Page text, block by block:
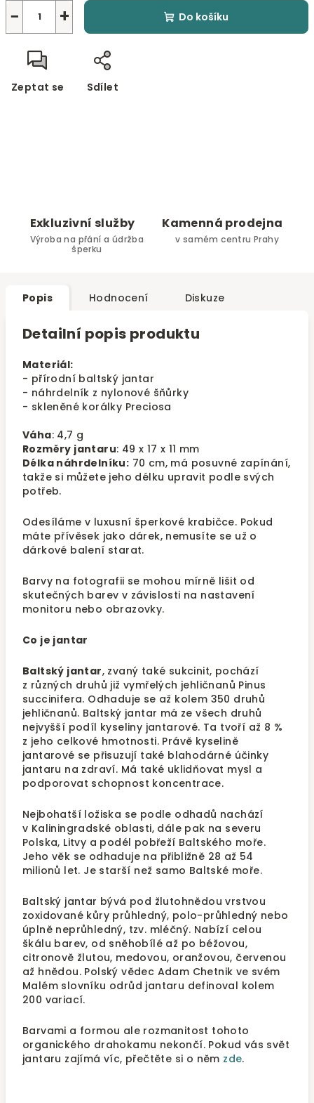
+
− Do košíku
Zeptat se Sdílet
Exkluzivní služby
Výroba na přání a údržba
šperku
Kamenná prodejna
v samém centru Prahy
Popis Hodnocení Diskuze
Detailní popis produktu
Materiál:
- přírodní baltský jantar
- náhrdelník z nylonové šňůrky
- skleněné korálky Preciosa
Váha: 4,7 g
Rozměry jantaru: 49 x 17 x 11 mm
Délka náhrdelníku: 70 cm, má posuvné zapínání,
takže si můžete jeho délku upravit podle svých
potřeb.
Odesíláme v luxusní šperkové krabičce. Pokud
máte přívěsek jako dárek, nemusíte se už o
dárkové balení starat.
Barvy na fotografii se mohou mírně lišit od
skutečných barev v závislosti na nastavení
monitoru nebo obrazovky.
Co je jantar
Baltský jantar, zvaný také sukcinit, pochází
z různých druhů již vymřelých jehličnanů Pinus
succinifera. Odhaduje se až kolem 350 druhů
jehličnanů. Baltský jantar má ze všech druhů
nejvyšší podíl kyseliny jantarové. Ta tvoří až 8 %
z jeho celkové hmotnosti. Právě kyselině
jantarové se přisuzují také blahodárné účinky
jantaru na zdraví. Má také uklidňovat mysl a
podporovat schopnost koncentrace.
Nejbohatší ložiska se podle odhadů nachází
v Kaliningradské oblasti, dále pak na severu
Polska, Litvy a podél pobřeží Baltského moře.
Jeho věk se odhaduje na přibližně 28 až 54
milionů let. Je starší než samo Baltské moře.
Baltský jantar bývá pod žlutohnědou vrstvou
zoxidované kůry průhledný, polo-průhledný nebo
úplně neprůhledný, tzv. mléčný. Nabízí celou
škálu barev, od sněhobílé až po béžovou,
citronově žlutou, medovou, oranžovou, červenou
až hnědou. Polský vědec Adam Chetnik ve svém
Malém slovníku odrůd jantaru definoval kolem
200 variací.
Barvami a formou ale rozmanitost tohoto
organického drahokamu nekončí. Pokud vás svět
jantaru zajímá víc, přečtěte si o něm zde.